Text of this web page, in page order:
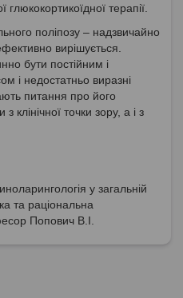
глюкокортикоїдної терапії.
поліпозу – надзвичайно
вирішується.
бути постійним і
і недостатньо виразні
питання про його
клінічної точки зору, а і з
у загальній
та раціональна
Попович В.І.